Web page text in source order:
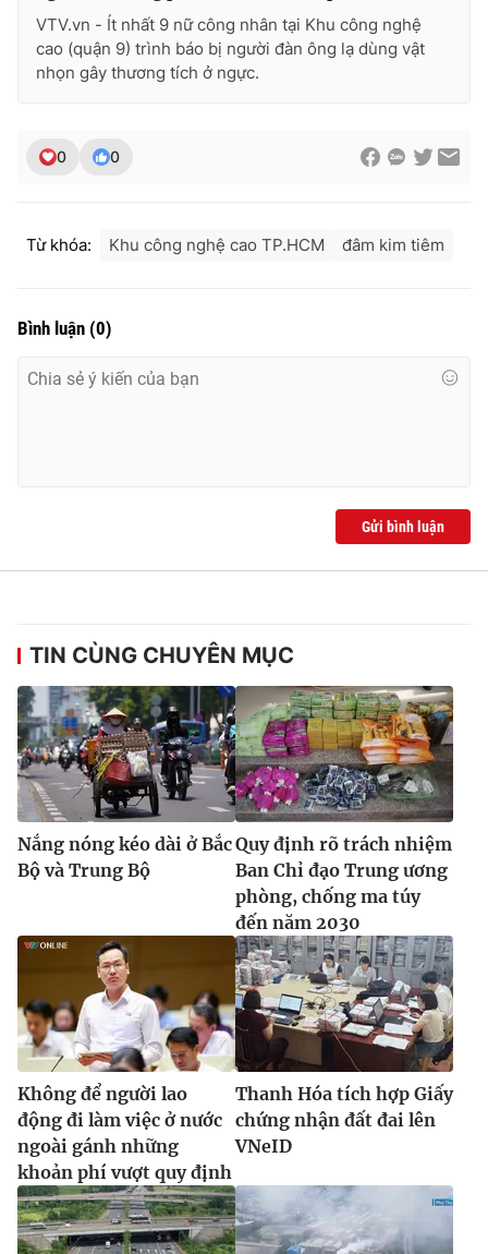
Ðiện thoại Thời báo VTV:
Email: toasoan@vtv.vn
Liên hệ quảng cáo:024-7300.7108
® Cấm sao chép dưới mọi hình thức nếu không có sự chấp
VTV.vn - Ít nhất 9 nữ công nhân tại Khu công nghệ
cao (quận 9) trình báo bị người đàn ông lạ dùng vật
nhọn gây thương tích ở ngực.
0 0
Từ khóa: Khu công nghệ cao TP.HCM đâm kim tiêm
Bình luận (0)
Gửi bình luận
TIN CÙNG CHUYÊN MỤC
Nắng nóng kéo dài ở Bắc
Bộ và Trung Bộ
Quy định rõ trách nhiệm
Ban Chỉ đạo Trung ương
phòng, chống ma túy
đến năm 2030
Không để người lao
động đi làm việc ở nước
ngoài gánh những
khoản phí vượt quy định
Thanh Hóa tích hợp Giấy
chứng nhận đất đai lên
VNeID